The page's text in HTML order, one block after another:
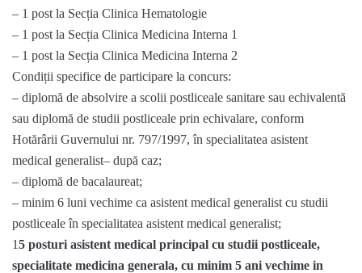
– 1 post la Secția Clinica Hematologie
– 1 post la Secția Clinica Medicina Interna 1
– 1 post la Secția Clinica Medicina Interna 2
Condiții specifice de participare la concurs:
– diplomă de absolvire a scolii postliceale sanitare sau echivalentă
sau diplomă de studii postliceale prin echivalare, conform
Hotărârii Guvernului nr. 797/1997, în specialitatea asistent
medical generalist– după caz;
– diplomă de bacalaureat;
– minim 6 luni vechime ca asistent medical generalist cu studii
postliceale în specialitatea asistent medical generalist;
15 posturi asistent medical principal cu studii postliceale,
specialitate medicina generala, cu minim 5 ani vechime in